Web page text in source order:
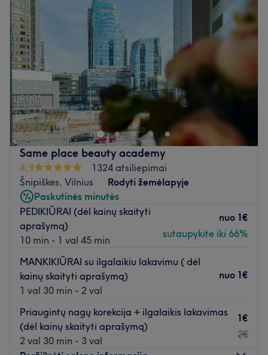
Same place beauty academy
4,9
1324 atsiliepimai
Šnipiškes, Vilnius
Rodyti žemėlapyje
Paskutinės minutės
PEDIKIŪRAI (dėl kainų skaityti
aprašymą)
10 min - 1 val 45 min
nuo 1€
sutaupykite iki 66%
MANKIKIŪRAI su ilgalaikiu lakavimu ( dėl
kainų skaityti aprašymą)
1 val 30 min - 2 val
nuo 1€
Priaugintų nagų korekcija + ilgalaikis lakavimas
(dėl kainų skaityti aprašymą)
2 val 30 min - 3 val
1€
2€